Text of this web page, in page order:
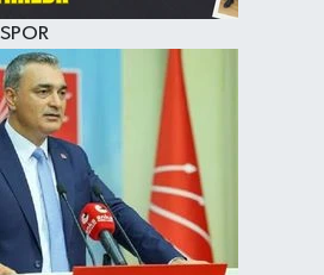
SPOR